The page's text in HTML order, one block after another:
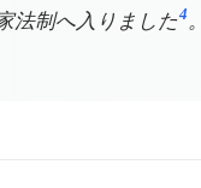
法制へ入りました4